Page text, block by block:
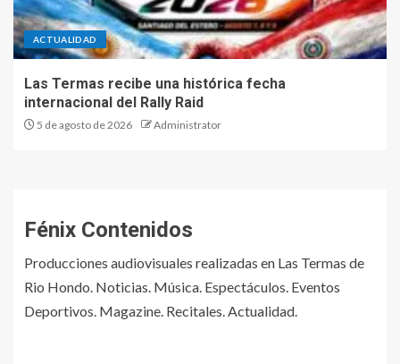
ACTUALIDAD
Las Termas recibe una histórica fecha
internacional del Rally Raid
5 de agosto de 2026 Administrator
Fénix Contenidos
Producciones audiovisuales realizadas en Las Termas de
Rio Hondo. Noticias. Música. Espectáculos. Eventos
Deportivos. Magazine. Recitales. Actualidad.